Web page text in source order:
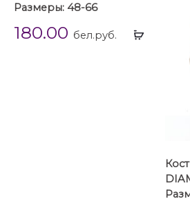
Выбрать
Размеры: 48-66
180.00 бел.руб.